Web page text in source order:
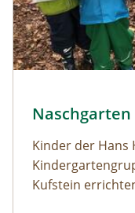
Naturerfolg:
Kinder der Hans
Kufstein